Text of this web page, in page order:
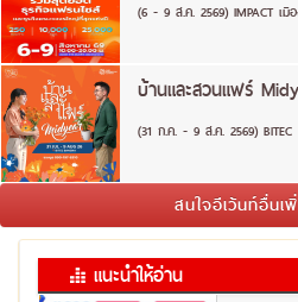
(6 - 9 ส.ค. 2569) IMPACT เมื
บ้านและสวนแฟร์
(31 ก.ค. - 9 ส.ค. 2569) BITEC
สนใจอีเว้นท์อื่นเ
แนะนำให้อ่าน